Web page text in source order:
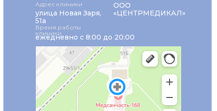
ежедневно с 8:00 до 20:00
Время работы
клиники
Адрес клиники
улица Новая Заря,
51а
ООО
«ЦЕНТРМЕДИКАЛ»